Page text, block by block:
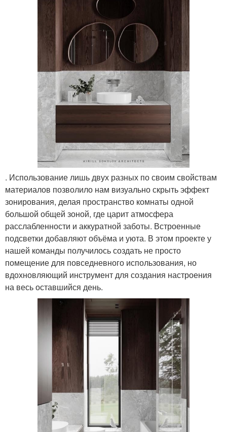
. Использование лишь двух разных по своим свойствам
материалов позволило нам визуально скрыть эффект
зонирования, делая пространство комнаты одной
большой общей зоной, где царит атмосфера
расслабленности и аккуратной заботы. Встроенные
подсветки добавляют объёма и уюта. В этом проекте у
нашей команды получилось создать не просто
помещение для повседневного использования, но
вдохновляющий инструмент для создания настроения
на весь оставшийся день.